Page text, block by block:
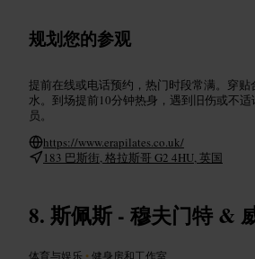
规划您的参观
提前在线或电话预约，热门时段常满。穿
水。到场提前10分钟热身，遇到旧伤或不
员。
https://www.erapilates.co.uk/
183 巴斯街, 格拉斯哥 G2 4HU, 英国
斯佩斯 - 穆夫门特 &
体育与娱乐 •健身房和工作室